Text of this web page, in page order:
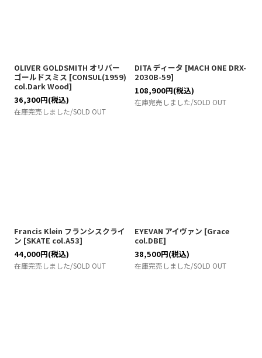
OLIVER GOLDSMITH オリバー
ゴールドスミス [CONSUL(1959)
col.Dark Wood]
36,300円(税込)
在庫完売しました/SOLD OUT
DITA ディータ [MACH ONE DRX-
2030B-59]
108,900円(税込)
在庫完売しました/SOLD OUT
Francis Klein フランシスクライ
ン [SKATE col.A53]
44,000円(税込)
在庫完売しました/SOLD OUT
EYEVAN アイヴァン [Grace
col.DBE]
38,500円(税込)
在庫完売しました/SOLD OUT